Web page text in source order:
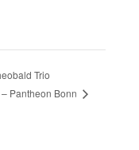
Trio
– Pantheon Bonn